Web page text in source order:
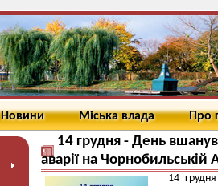
Новини Міська влада Про
14 грудня - День
аварії на Чорнобильській
14